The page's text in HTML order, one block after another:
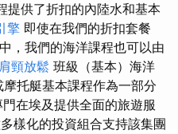
提供了折扣的內陸水和基本
擎 即使在我們的折扣套餐
，我們的海洋課程也可以由
頸放鬆 班級（基本）海洋
托艇基本課程作為一部分
在埃及提供全面的旅遊服
樣化的投資組合支持該集團